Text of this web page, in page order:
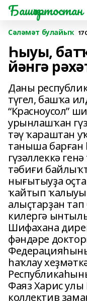
Башҡортостан
Сәләмәт булайыҡ 17
Һыуы,
йәнгә
Даны
түгел, башҡа
“Красноусол”
урынлашҡан
тәү ҡараштан
таныша
гүзәллеккә
тәбиғи
нығытыуҙа
ҡайтып
алыҫтарҙан
килергә
Шифахана
фәндәре
һаҡлау
Фаяз Харис
коллектив